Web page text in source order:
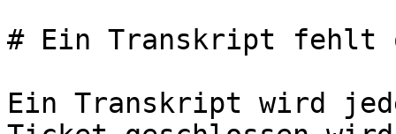
# Ein Transkript
Ein Transkript wird